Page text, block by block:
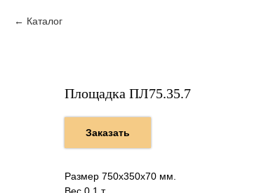
Каталог
Площадка ПЛ75.35.7
Заказать
Размер 750х350х70 мм.